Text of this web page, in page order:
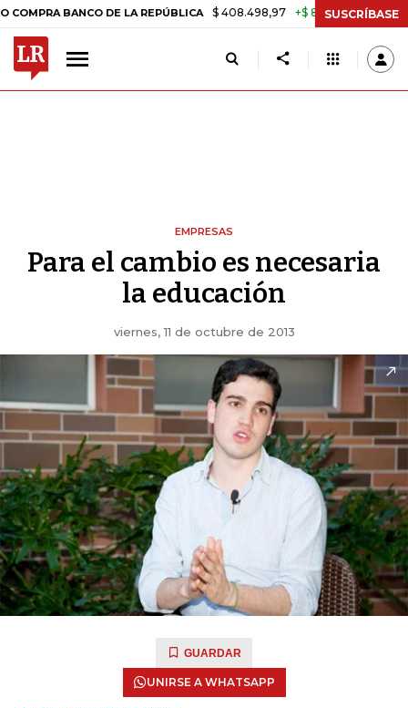
BANCO DE LA REPÚBLICA $ 408.498,97 +$ 8.753,81 +2,19% TASA
SUSCRÍBASE
EMPRESAS
Para el cambio es necesaria
la educación
viernes, 11 de octubre de 2013
GUARDAR
UNIRSE A WHATSAPP